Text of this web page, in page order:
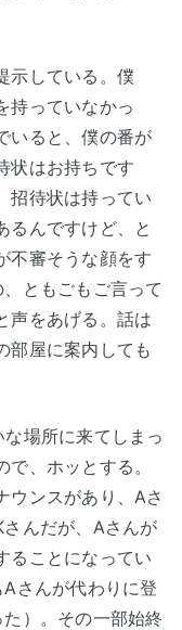
示している。僕
持っていなかっ
いると、僕の番が
状はお持ちです
招待状は持ってい
るんですけど、と
不審そうな顔をす
ともごもご言って
声をあげる。話は
部屋に案内しても
場所に来てしまっ
、ホッとする。
ウンスがあり、Aさ
んだが、Aさんが
ることになってい
さんが代わりに登
）。その一部始終